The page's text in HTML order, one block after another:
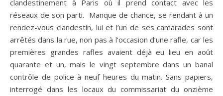
clandestinement à Paris où il prend contact avec les
réseaux de son parti. Manque de chance, se rendant à un
rendez-vous clandestin, lui et l’un de ses camarades sont
arrêtés dans la rue, non pas à l’occasion d’une rafle, car les
premières grandes rafles avaient déjà eu lieu en août
quarante et un, mais le vingt septembre dans un banal
contrôle de police à neuf heures du matin. Sans papiers,
interrogé dans les locaux du commissariat du onzième